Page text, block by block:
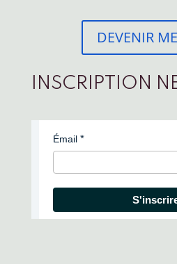
DEVENIR
INSCRIPTION
Émail